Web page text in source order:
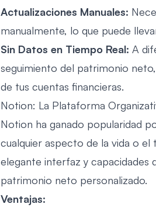
Actualizaciones Manuales:
manualmente, lo que puede
Sin Datos en Tiempo Real: A
seguimiento del patrimonio
de tus cuentas financieras.
Notion: La Plataforma
Notion ha ganado popularidad
cualquier aspecto de la vida o el
elegante interfaz y capacidades
patrimonio neto personalizado.
Ventajas: